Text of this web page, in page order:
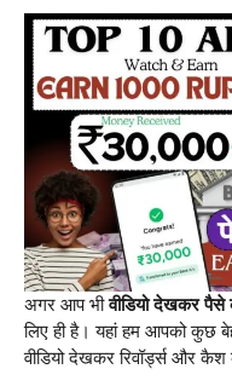
अगर आप भीवीडियो देखकर पैसे
लिए ही है। यहां हम आपको कुछ
वीडियो देखकर रिवॉर्ड्स और